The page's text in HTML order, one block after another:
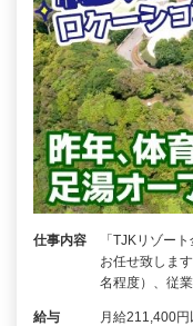
仕事内容
「TJKリゾー
お任せ致しま
名程度）、従
給与 月給211,400円